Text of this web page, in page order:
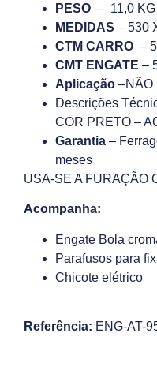
PESO – 11,0 KG
MEDIDAS – 530
CTM CARRO –
CMT ENGATE –
Aplicação –NÃO
Descrições
COR PRETO –
Garantia –
meses
USA-SE A FURAÇÃO
Acompanha:
Engate Bola
Parafusos para
Chicote elétrico
Referência: ENG-AT-